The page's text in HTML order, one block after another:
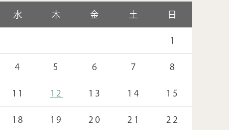
水 木 金 土 日
1
4 5 6 7 8
11 12 13 14 15
18 19 20 21 22